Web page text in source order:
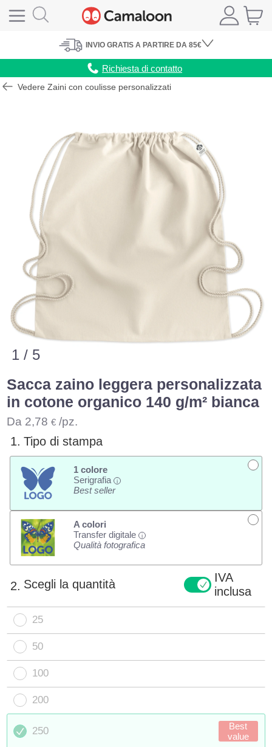
INVIO GRATIS A PARTIRE DA 85€
Richiesta di contatto
Vedere Zaini con coulisse personalizzati
1 / 5
Sacca zaino leggera personalizzata
in cotone organico 140 g/m² bianca
Da 2,78 € /pz.
1. Tipo di stampa
1 colore
Serigrafia
i
Best seller
A colori
Transfer digitale
i
Qualità fotografica
2. Scegli la quantità
IVA
inclusa
25
50
100
200
250
Best
value